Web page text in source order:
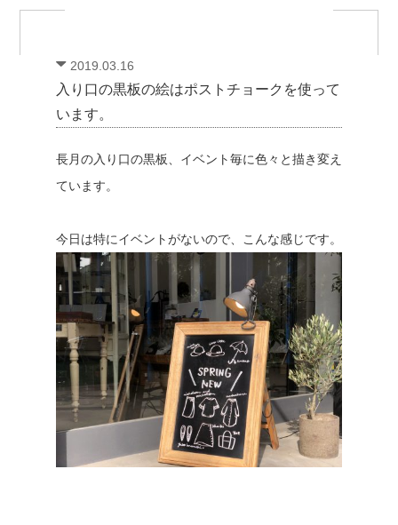
2019.03.16
入り口の黒板の絵はポストチョークを使って
います。
長月の入り口の黒板、イベント毎に色々と描き変え
ています。
今日は特にイベントがないので、こんな感じです。